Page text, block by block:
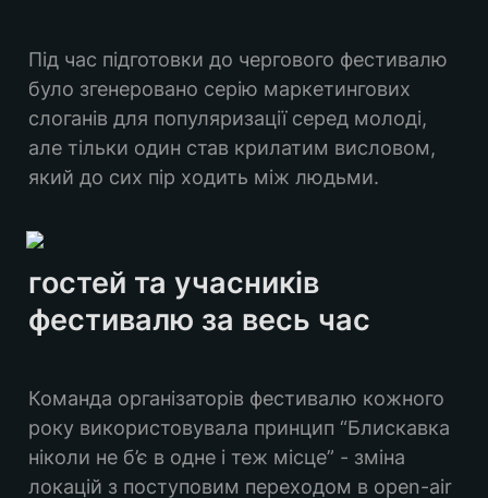
Під час підготовки до чергового фестивалю
було згенеровано серію маркетингових
слоганів для популяризації серед молоді,
але тільки один став крилатим висловом,
який до сих пір ходить між людьми.
гостей та учасників
фестивалю за весь час
Команда організаторів фестивалю кожного
року використовувала принцип “Блискавка
ніколи не б’є в одне і теж місце” - зміна
локацій з поступовим переходом в open-air